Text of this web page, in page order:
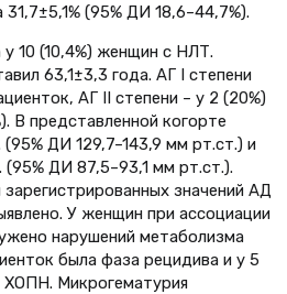
(95% ДИ 18,6–44,7%).
10 (10,4%) женщин с НЛТ.
63,1±3,3 года. АГ I степени
АГ II степени – у 2 (20%)
В представленной когорте
ДИ 129,7–143,9 мм рт.ст.) и
ДИ 87,5–93,1 мм рт.ст.).
значений АД
У женщин при ассоциации
нарушений метаболизма
была фаза рецидива и у 5
ХОПН. Микрогематурия